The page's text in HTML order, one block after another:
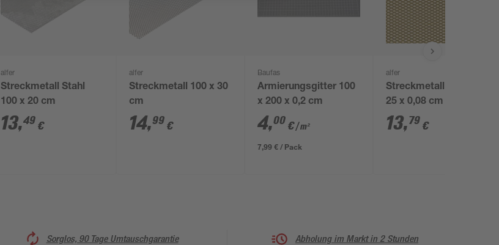
alfer
Streckmetall Stahl
100 x 20 cm
13,49 €
alfer
Streckmetall 100 x 30
cm
14,99 €
Baufas
Armierungsgitter 100
x 200 x 0,2 cm
4,00 €/ m²
7,99 € / Pack
alfer
Streckmetall Alu 50 x
25 x 0,08 cm
13,79 €
Sorglos, 90 Tage Umtauschgarantie Abholung im Markt in 2 Stunden